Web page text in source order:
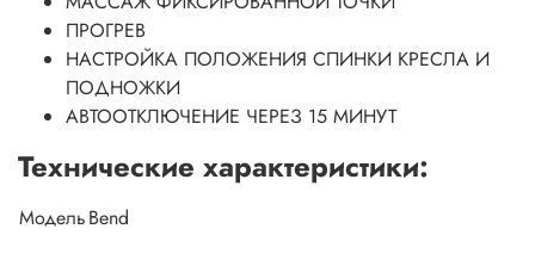
ПРОГРЕВ
НАСТРОЙКА ПОЛОЖЕНИЯ СПИНКИ КРЕСЛА И
ПОДНОЖКИ
АВТООТКЛЮЧЕНИЕ ЧЕРЕЗ 15 МИНУТ
Технические характеристики:
МодельBend